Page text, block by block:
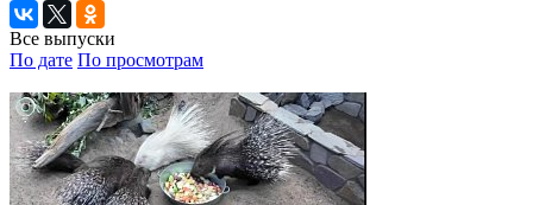
Все выпуски
По дате По просмотрам